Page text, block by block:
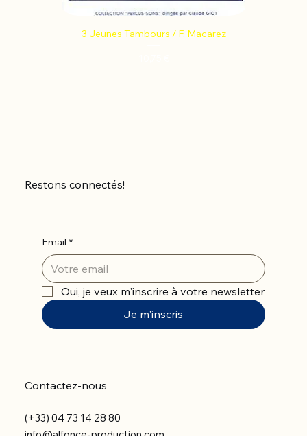
3 Jeunes Tambours / F. Macarez
Restons connectés!
Email *
Oui, je veux m'inscrire à votre newsletter
Je m'inscris
Contactez-nous
(+33) 04 73 14 28 80